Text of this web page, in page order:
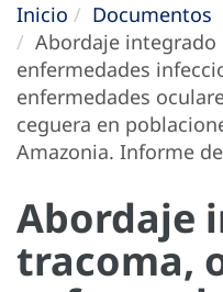
Inicio
Documentos
Abordaje
enfermedades
enfermedades
ceguera en
Amazonia. Informe
Abordaje
tracoma,